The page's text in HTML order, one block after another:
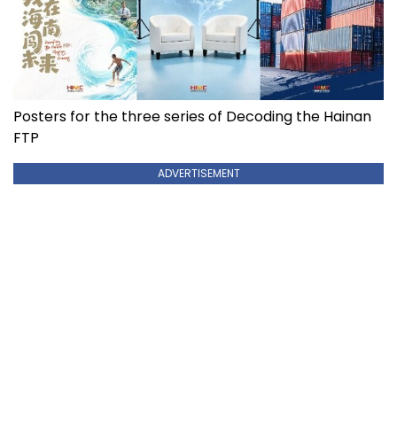
Posters for the three series of Decoding the Hainan
FTP
ADVERTISEMENT